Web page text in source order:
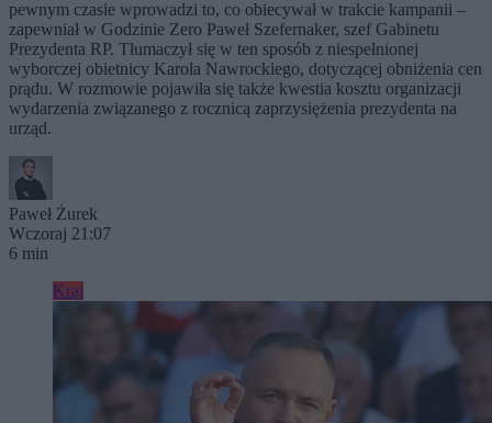
pewnym czasie wprowadzi to, co obiecywał w trakcie kampanii –
zapewniał w Godzinie Zero Paweł Szefernaker, szef Gabinetu
Prezydenta RP. Tłumaczył się w ten sposób z niespełnionej
wyborczej obietnicy Karola Nawrockiego, dotyczącej obniżenia cen
prądu. W rozmowie pojawiła się także kwestia kosztu organizacji
wydarzenia związanego z rocznicą zaprzysiężenia prezydenta na
urząd.
Paweł Żurek
Wczoraj 21:07
6 min
Kraj